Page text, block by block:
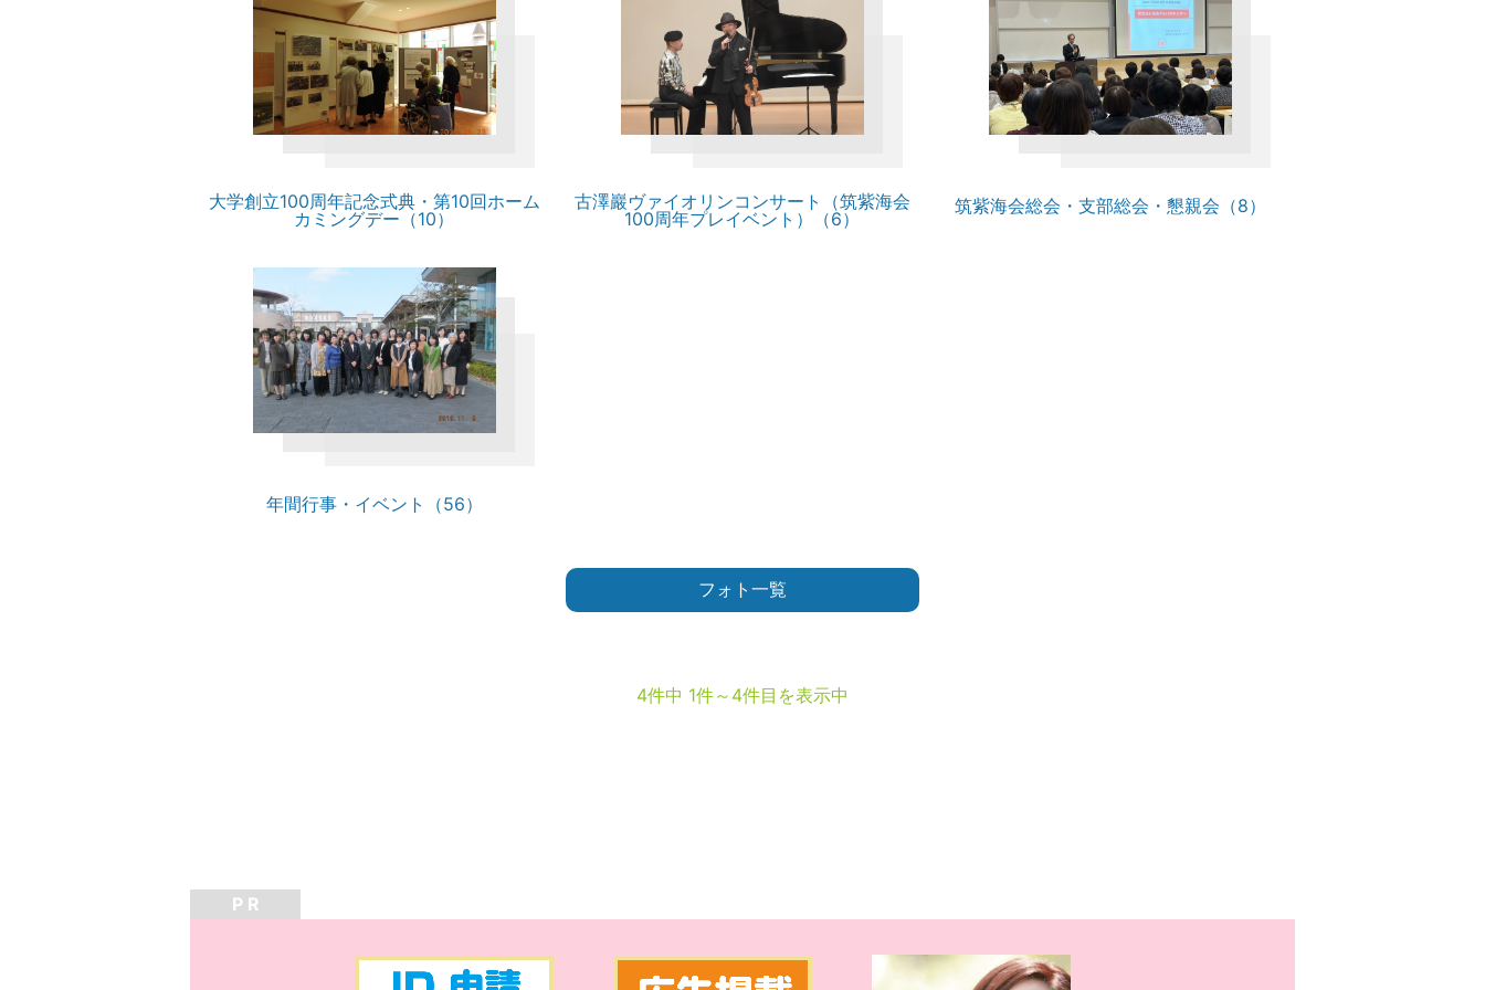
大学創立100周年記念式典・第10回ホーム
カミングデー（10）
古澤巖ヴァイオリンコンサート（筑紫海会
100周年プレイベント）（6）
筑紫海会総会・支部総会・懇親会（8）
年間行事・イベント（56）
フォト一覧
4件中 1件～4件目を表示中
P R